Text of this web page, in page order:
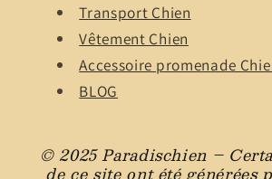
Transport Chien
Vêtement Chien
Accessoire promenade
BLOG
© 2025 Paradischien –
de ce site ont été générées